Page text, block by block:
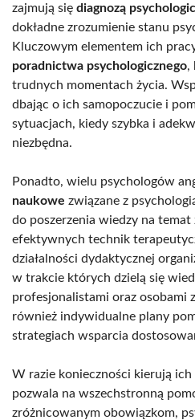
zajmują się diagnozą
dokładne zrozumienie stanu
Kluczowym elementem ich
poradnictwa psychologicznego,
trudnych momentach życia.
dbając o ich samopoczucie i
sytuacjach, kiedy szybka i
niezbędna.
Ponadto, wielu psychologów
naukowe związane z
do poszerzenia wiedzy na
efektywnych technik
działalności dydaktycznej
w trakcie których dzielą się
profesjonalistami oraz osobami
również indywidualne plany
strategiach wsparcia
W razie konieczności kierują
pozwala na wszechstronną
zróżnicowanym obowiązkom,